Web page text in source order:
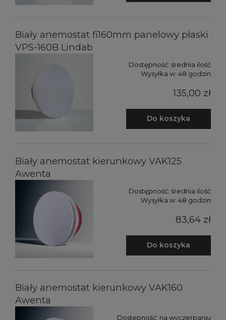
Biały anemostat fi160mm panelowy płaski
VPS-160B Lindab
Dostępność: średnia ilość
Wysyłka w: 48 godzin
135,00 zł
Do koszyka
Biały anemostat kierunkowy VAK125
Awenta
Dostępność: średnia ilość
Wysyłka w: 48 godzin
83,64 zł
Do koszyka
Biały anemostat kierunkowy VAK160
Awenta
Dostępność: na wyczerpaniu